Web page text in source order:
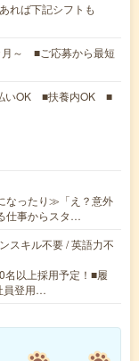
れば下記シフトも
月～ ■ご応募から最短
いOK ■扶養内OK ■
なったり≫「え？意外
仕事からスタ…
スキル不要 / 英語力不
以上採用予定！■履
員登用…